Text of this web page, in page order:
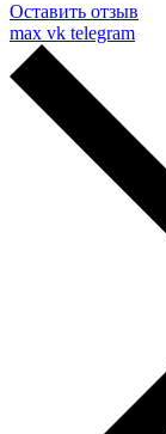
Оставить отзыв
max vk telegram